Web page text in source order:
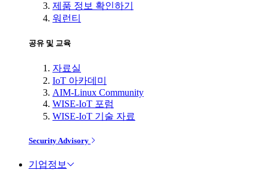
제품 정보 확인하기
워런티
공유 및 교육
자료실
IoT 아카데미
AIM-Linux Community
WISE-IoT 포럼
WISE-IoT 기술 자료
Security Advisory
기업정보